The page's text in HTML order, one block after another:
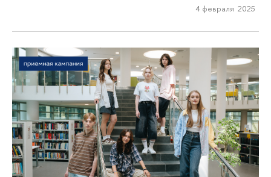
4 февраля 2025